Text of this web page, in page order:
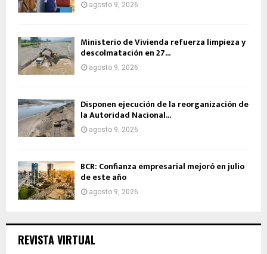
agosto 9, 2026
Ministerio de Vivienda refuerza limpieza y
descolmatación en 27...
agosto 9, 2026
Disponen ejecución de la reorganización de
la Autoridad Nacional...
agosto 9, 2026
BCR: Confianza empresarial mejoró en julio
de este año
agosto 9, 2026
REVISTA VIRTUAL